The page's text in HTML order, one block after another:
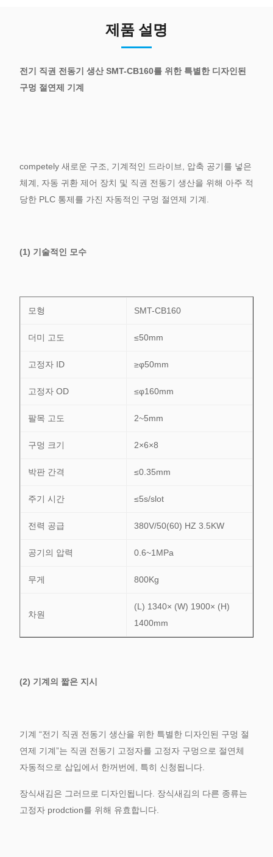
제품 설명
전기 직권 전동기 생산 SMT-CB160를 위한 특별한 디자인된
구멍 절연제 기계
competely 새로운 구조, 기계적인 드라이브, 압축 공기를 넣은
체계, 자동 귀환 제어 장치 및 직권 전동기 생산을 위해 아주 적
당한 PLC 통제를 가진 자동적인 구멍 절연제 기계.
(1) 기술적인 모수
모형 SMT-CB160
더미 고도 ≤50mm
고정자 ID ≥φ50mm
고정자 OD ≤φ160mm
팔목 고도 2~5mm
구멍 크기 2×6×8
박판 간격 ≤0.35mm
주기 시간 ≤5s/slot
전력 공급 380V/50(60) HZ 3.5KW
공기의 압력 0.6~1MPa
무게 800Kg
차원
(L) 1340× (W) 1900× (H)
1400mm
(2) 기계의 짧은 지시
기계 “전기 직권 전동기 생산을 위한 특별한 디자인된 구멍 절
연제 기계”는 직권 전동기 고정자를 고정자 구멍으로 절연체
자동적으로 삽입에서 한꺼번에, 특히 신청됩니다.
장식새김은 그러므로 디자인됩니다. 장식새김의 다른 종류는
고정자 prodction를 위해 유효합니다.